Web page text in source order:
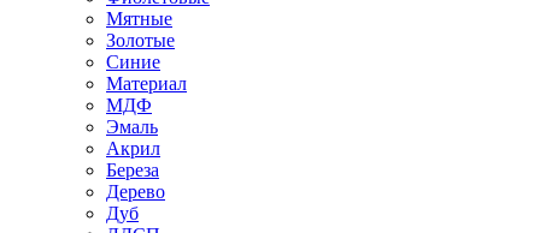
Мятные
Золотые
Синие
Материал
МДФ
Эмаль
Акрил
Береза
Дерево
Дуб